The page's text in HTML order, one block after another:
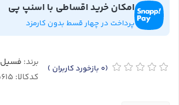
امکان خرید اقساطی با اسنپ پی
پرداخت در چهار قسط بدون کارمزد
(0 بازخورد کاربران ) برند: فسیل
کدکالا: